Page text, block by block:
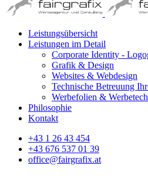
Leistungsübersicht
Leistungen im Detail
Corporate Identity -
Grafik & Design
Websites & Webdesign
Technische Betreuung
Werbefolien &
Philosophie
Kontakt
+43 1 26 43 454
+43 676 537 01 39
office@fairgrafix.at